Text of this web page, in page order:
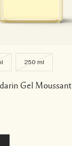
250 ml
Gel Moussant